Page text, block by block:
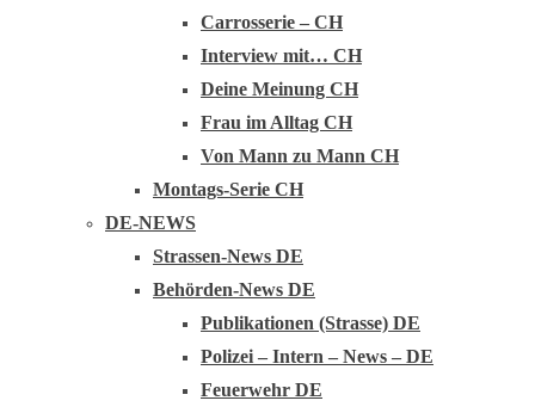
Carrosserie – CH
Interview mit… CH
Deine Meinung CH
Frau im Alltag CH
Von Mann zu Mann CH
Montags-Serie CH
DE-NEWS
Strassen-News DE
Behörden-News DE
Publikationen (Strasse) DE
Polizei – Intern – News – DE
Feuerwehr DE